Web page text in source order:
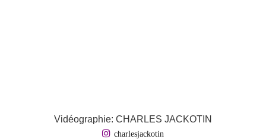
Vidéographie: CHARLES JACKOTIN
charlesjackotin